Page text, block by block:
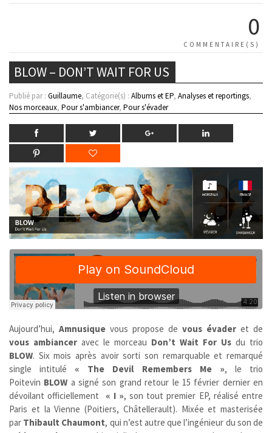
0
COMMENTAIRE(S)
BLOW – DON’T WAIT FOR US
Publié par : Guillaume, Catégorie(s) : Albums et EP, Analyses et reportings,
Nos morceaux, Pour s'ambiancer, Pour s'évader
Aujourd’hui, Amnusique vous propose de vous évader et de
vous ambiancer avec le morceau Don’t Wait For Us du trio
BLOW. Six mois après avoir sorti son remarquable et remarqué
single intitulé « The Devil Remembers Me », le trio
Poitevin BLOW a signé son grand retour le 15 février dernier en
dévoilant officiellement « I », son tout premier EP, réalisé entre
Paris et la Vienne (Poitiers, Châtellerault). Mixée et masterisée
par Thibault Chaumont, qui n’est autre que l’ingénieur du son de